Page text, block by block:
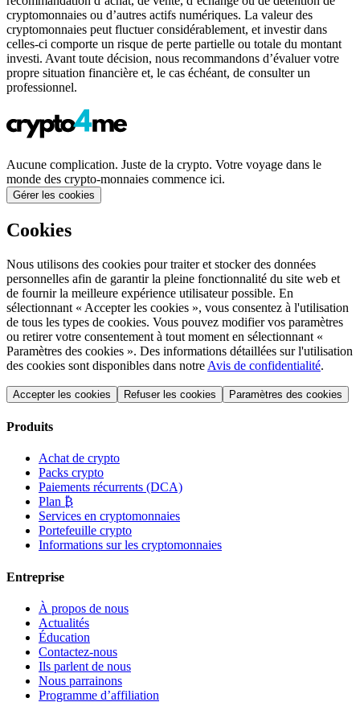
cryptomonnaies ou d’autres actifs numériques. La valeur des
cryptomonnaies peut fluctuer considérablement, et investir dans
celles-ci comporte un risque de perte partielle ou totale du montant
investi. Avant toute décision, nous recommandons d’évaluer votre
propre situation financière et, le cas échéant, de consulter un
professionnel.
Aucune complication. Juste de la crypto. Votre voyage dans le
monde des crypto-monnaies commence ici.
Gérer les cookies
Cookies
Nous utilisons des cookies pour traiter et stocker des données
personnelles afin de garantir la pleine fonctionnalité du site web et
de fournir la meilleure expérience utilisateur possible. En
sélectionnant « Accepter les cookies », vous consentez à l'utilisation
de tous les types de cookies. Vous pouvez modifier vos paramètres
ou retirer votre consentement à tout moment en sélectionnant «
Paramètres des cookies ». Des informations détaillées sur l'utilisation
des cookies sont disponibles dans notre Avis de confidentialité.
Accepter les cookies Refuser les cookies Paramètres des cookies
Produits
Achat de crypto
Packs crypto
Paiements récurrents (DCA)
Plan ₿
Services en cryptomonnaies
Portefeuille crypto
Informations sur les cryptomonnaies
Entreprise
À propos de nous
Actualités
Éducation
Contactez-nous
Ils parlent de nous
Nous parrainons
Programme d’affiliation